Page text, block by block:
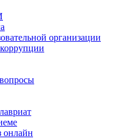
организации
онлайн